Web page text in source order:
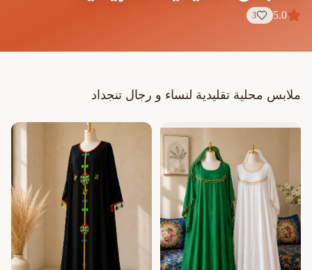
5.0
3
ملابس محلية تقليدية لنساء و رجال تنجداد